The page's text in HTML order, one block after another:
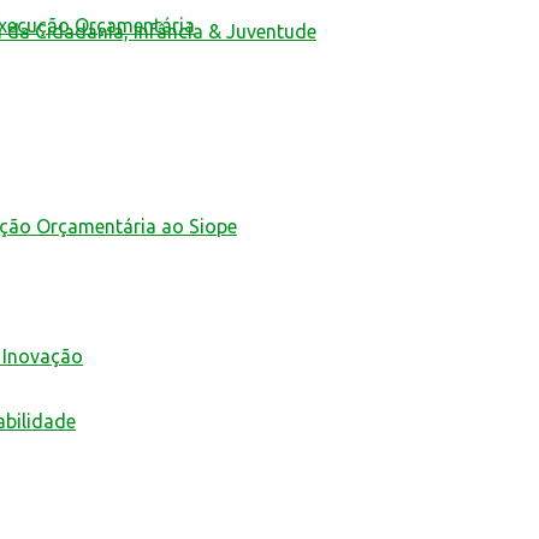
Orçamentária
Cidadania, Infância & Juventude
Orçamentária ao Siope